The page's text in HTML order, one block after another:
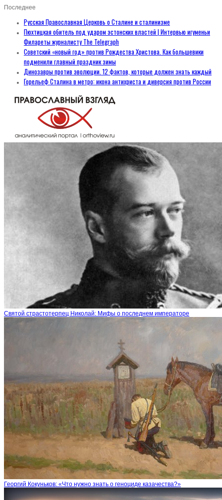
Последнее
Русская Православная Церковь о Сталине и сталинизме
Пюхтицкая обитель под ударом эстонских властей | Интервью игуменьи
Филареты журналисту The Telegraph
Советский «новый год» против Рождества Христова. Как большевики
подменили главный праздник зимы
Динозавры против эволюции. 12 фактов, которые должен знать каждый
Горельеф Сталина в метро: икона антихриста и диверсия против России
Святой страстотерпец Николай: Мифы о последнем императоре
Георгий Кокуньков: «Что нужно знать о геноциде казачества?»